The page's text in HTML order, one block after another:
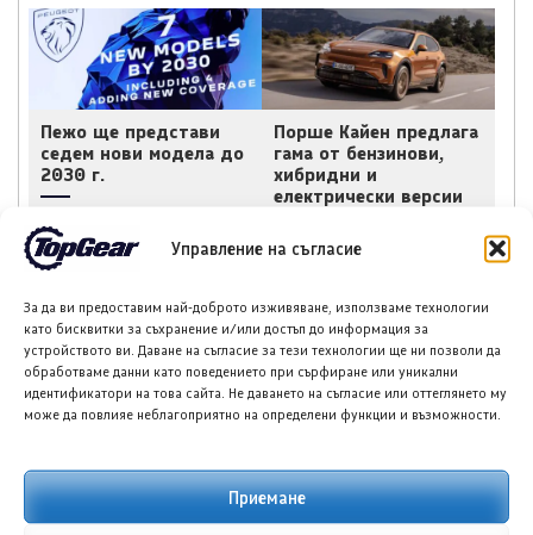
Управление на съгласие
За да ви предоставим най-доброто изживяване, използваме технологии
като бисквитки за съхранение и/или достъп до информация за
устройството ви. Даване на съгласие за тези технологии ще ни позволи да
обработваме данни като поведението при сърфиране или уникални
идентификатори на това сайта. Не даването на съгласие или оттеглянето му
може да повлияе неблагоприятно на определени функции и възможности.
Приемане
Пежо ще представи
седем нови модела до
2030 г.
Порше Кайен предлага
гама от бензинови,
хибридни и
електрически версии
НОВИ ПУБЛИКАЦИИ